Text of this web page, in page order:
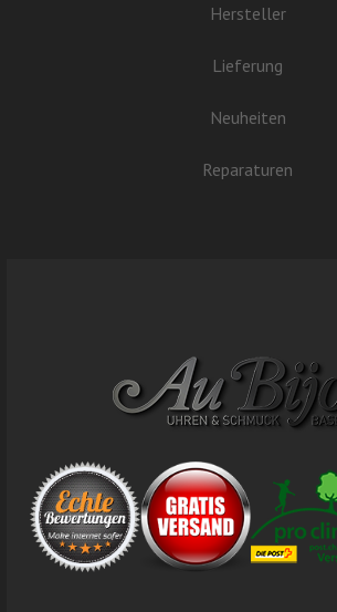
Hersteller
Lieferung
Neuheiten
Reparaturen